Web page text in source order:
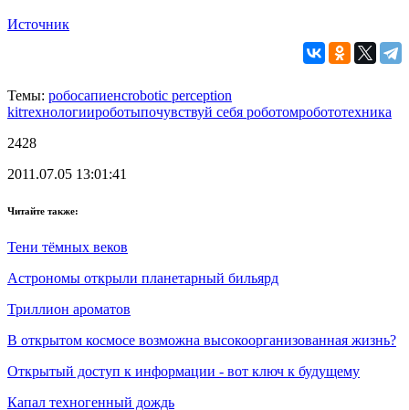
Источник
Темы: робосапиенсrobotic perception
kitтехнологиироботыпочувствуй себя роботомробототехника
2428
2011.07.05 13:01:41
Читайте также:
Тени тёмных веков
Астрономы открыли планетарный бильярд
Триллион ароматов
В открытом космосе возможна высокоорганизованная жизнь?
Открытый доступ к информации - вот ключ к будущему
Капал техногенный дождь